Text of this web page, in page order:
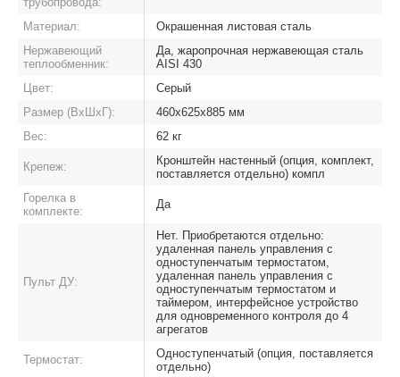
Материал:
Окрашенная листовая сталь
Нержавеющий
теплообменник:
Да, жаропрочная нержавеющая сталь
AISI 430
Цвет:
Серый
Размер (ВхШхГ):
460х625х885 мм
Вес:
62 кг
Крепеж:
Кронштейн настенный (опция, комплект,
поставляется отдельно) компл
Горелка в
комплекте:
Да
Пульт ДУ:
Нет. Приобретаются отдельно:
удаленная панель управления с
одноступенчатым термостатом,
удаленная панель управления с
одноступенчатым термостатом и
таймером, интерфейсное устройство
для одновременного контроля до 4
агрегатов
Термостат:
Одноступенчатый (опция, поставляется
отдельно)